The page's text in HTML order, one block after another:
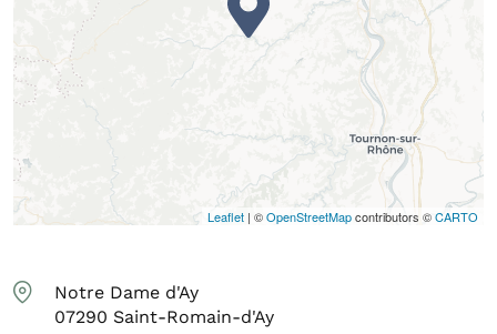
Leaflet | ©OpenStreetMapcontributors ©CARTO
Notre Dame d'Ay
07290 Saint-Romain-d'Ay